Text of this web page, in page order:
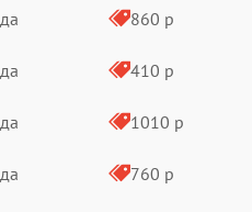
860 р
410 р
1010 р
760 р